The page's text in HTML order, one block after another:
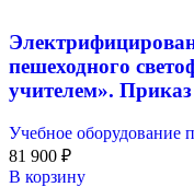
пешеходного
учителем».
Учебное оборудование
81 900 ₽
В корзину